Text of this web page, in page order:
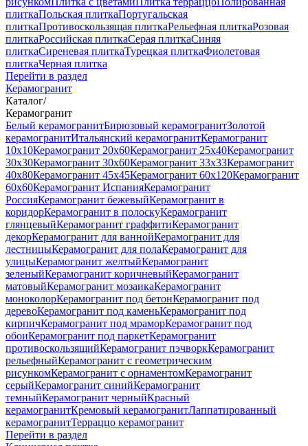
плиткаПольская плиткаПортугальская
плиткаПротивоскользящая плиткаРельефная плиткаРозовая
плиткаРоссийская плиткаСерая плиткаСиняя
плиткаСиреневая плиткаТурецкая плиткаФиолетовая
плиткаЧерная плитка
Перейти в раздел
Керамогранит
Каталог/
Керамогранит
Белый керамогранитБирюзовый керамогранитЗолотой
керамогранитИтальянский керамогранитКерамогранит
10x10Керамогранит 20x60Керамогранит 25x40Керамогранит
30x30Керамогранит 30x60Керамогранит 33x33Керамогранит
40x80Керамогранит 45x45Керамогранит 60x120Керамогранит
60x60Керамогранит ИспанияКерамогранит
РоссияКерамогранит бежевыйКерамогранит в
коридорКерамогранит в полоскуКерамогранит
глянцевыйКерамогранит граффитиКерамогранит
декорКерамогранит для ваннойКерамогранит для
лестницыКерамогранит для полаКерамогранит для
улицыКерамогранит желтыйКерамогранит
зеленыйКерамогранит коричневыйКерамогранит
матовыйКерамогранит мозаикаКерамогранит
моноколорКерамогранит под бетонКерамогранит под
деревоКерамогранит под каменьКерамогранит под
кирпичКерамогранит под мраморКерамогранит под
обоиКерамогранит под паркетКерамогранит
противоскользящийКерамогранит пэчворкКерамогранит
рельефныйКерамогранит с геометрическим
рисункомКерамогранит с орнаментомКерамогранит
серыйКерамогранит синийКерамогранит
темныйКерамогранит черныйКрасный
керамогранитКремовый керамогранитЛаппатированный
керамогранитТерраццо керамогранит
Перейти в раздел